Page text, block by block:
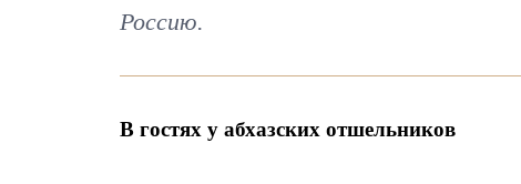
Россию.
В гостях у абхазских отшельников